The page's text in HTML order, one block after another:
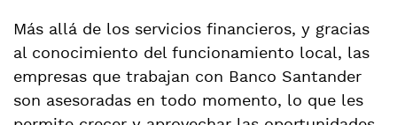
Más allá de los servicios financieros, y gracias
al conocimiento del funcionamiento local, las
empresas que trabajan con Banco Santander
son asesoradas en todo momento, lo que les